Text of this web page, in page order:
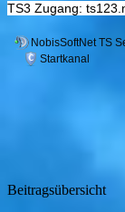
TS3 Zugang:
Beitragsübersicht